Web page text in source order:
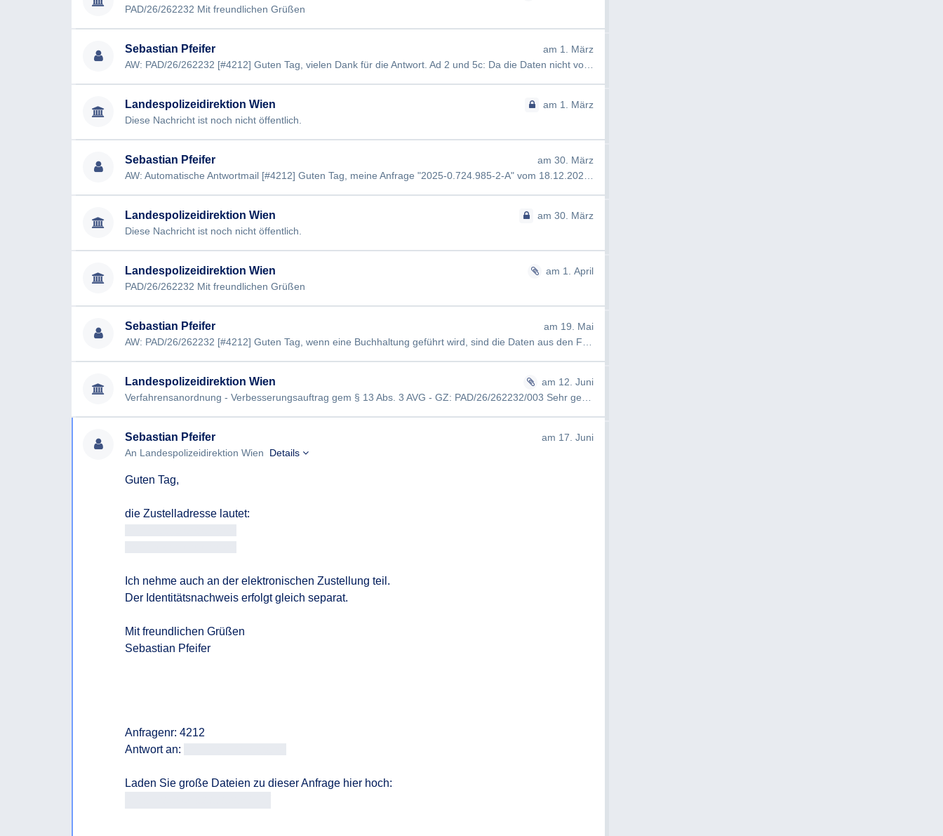
PAD/26/262232 Mit freundlichen Grüßen
Sebastian Pfeifer
am 1. März
Landespolizeidirektion Wien
am 1. März
Diese Nachricht ist noch nicht öffentlich.
Sebastian Pfeifer
am 30. März
Landespolizeidirektion Wien
am 30. März
Diese Nachricht ist noch nicht öffentlich.
Landespolizeidirektion Wien
am 1. April
PAD/26/262232 Mit freundlichen Grüßen
Sebastian Pfeifer
am 19. Mai
Landespolizeidirektion Wien
am 12. Juni
Sebastian Pfeifer
am 17. Juni
An Landespolizeidirektion Wien
Details
Guten Tag,
Ich nehme auch an der elektronischen Zustellung teil.
Der Identitätsnachweis erfolgt gleich separat.
Mit freundlichen Grüßen
Sebastian Pfeifer
Anfragenr: 4212
Antwort an: